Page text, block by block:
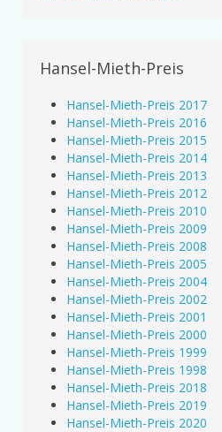
Hansel-Mieth-Preis
Hansel-Mieth-Preis 2017
Hansel-Mieth-Preis 2016
Hansel-Mieth-Preis 2015
Hansel-Mieth-Preis 2014
Hansel-Mieth-Preis 2013
Hansel-Mieth-Preis 2012
Hansel-Mieth-Preis 2010
Hansel-Mieth-Preis 2009
Hansel-Mieth-Preis 2008
Hansel-Mieth-Preis 2005
Hansel-Mieth-Preis 2004
Hansel-Mieth-Preis 2002
Hansel-Mieth-Preis 2001
Hansel-Mieth-Preis 2000
Hansel-Mieth-Preis 1999
Hansel-Mieth-Preis 1998
Hansel-Mieth-Preis 2018
Hansel-Mieth-Preis 2019
Hansel-Mieth-Preis 2020